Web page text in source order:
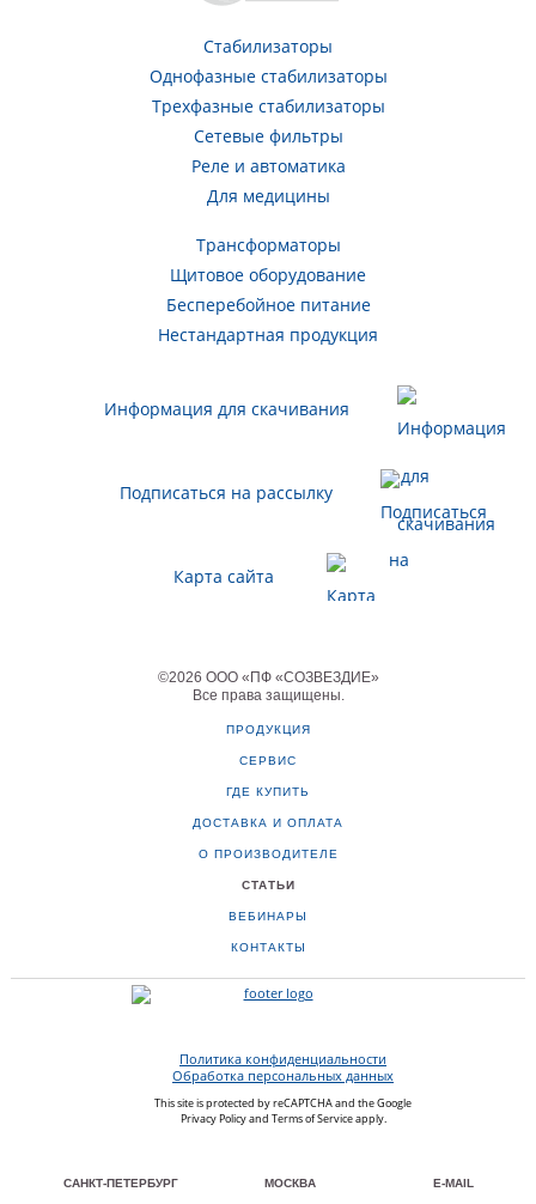
Стабилизаторы
Однофазные стабилизаторы
Трехфазные стабилизаторы
Сетевые фильтры
Реле и автоматика
Для медицины
Трансформаторы
Щитовое оборудование
Бесперебойное питание
Нестандартная продукция
Информация для скачивания
Подписаться на рассылку
Карта сайта
©2026 ООО «ПФ «СОЗВЕЗДИЕ»
Все права защищены.
ПРОДУКЦИЯ
СЕРВИС
ГДЕ КУПИТЬ
ДОСТАВКА И ОПЛАТА
О ПРОИЗВОДИТЕЛЕ
СТАТЬИ
ВЕБИНАРЫ
КОНТАКТЫ
Политика конфиденциальности
Обработка персональных данных
This site is protected by reCAPTCHA and the Google
Privacy Policyand Terms of Serviceapply.
САНКТ-ПЕТЕРБУРГ МОСКВА E-MAIL